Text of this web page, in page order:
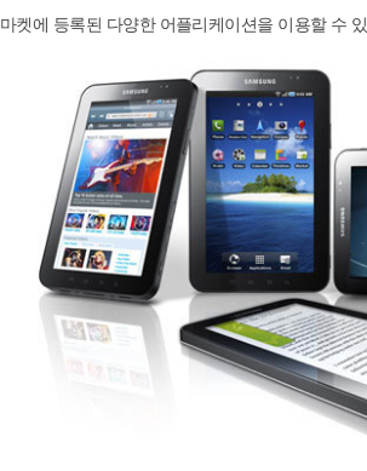
마켓에 등록된 다양한 어플리케이션을 이용할 수